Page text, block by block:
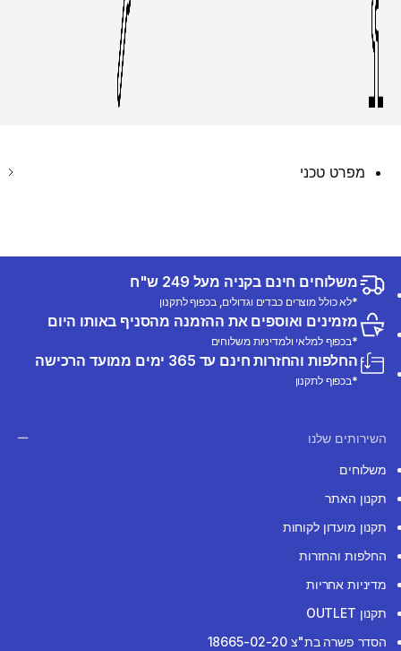
מפרט טכני
משלוחים חינם בקניה מעל 249 ש"ח
*לא כולל מוצרים כבדים וגדולים, בכפוף לתקנון
מזמינים ואוספים את ההזמנה מהסניף באותו היום
*בכפוף למלאי ולמדיניות משלוחים
החלפות והחזרות חינם עד 365 ימים ממועד הרכישה
*בכפוף לתקנון
השירותים שלנו
משלוחים
תקנון האתר
תקנון מועדון לקוחות
החלפות והחזרות
מדיניות אחריות
תקנון OUTLET
הסדר פשרה בת"צ 18665-02-20